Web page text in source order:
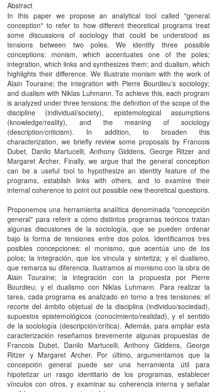
Abstract
In this paper we propose an analytical tool called "general
conception" to refer to how different theoretical programs treat
some discussions of sociology that could be understood as
tensions between two poles. We identify three possible
conceptions: monism, which accentuates one of the poles;
integration, which links and synthesizes them; and dualism, which
highlights their difference. We illustrate monism with the work of
Alain Touraine; the integration with Pierre Bourdieu’s sociology;
and dualism with Niklas Luhmann. To achieve this, each program
is analyzed under three tensions: the definition of the scope of the
discipline (individual/society), epistemological assumptions
(knowledge/reality), and the meaning of sociology
(description/criticism). In addition, to broaden this
characterization, we briefly review some proposals by Francois
Dubet, Danilo Martucelli, Anthony Giddens, George Ritzer and
Margaret Archer. Finally, we argue that the general conception
can be a useful tool to hypothesize an identity feature of the
programs, establish links with others, and to examine their
internal coherence to point out possible new theoretical questions.
Proponemos una herramienta analítica denominada "concepción
general" para referir a cómo distintos programas teóricos tratan
algunas discusiones de la sociología, que se pueden ordenar
bajo la forma de tensiones entre dos polos. Identificamos tres
posibles concepciones: el monismo, que acentúa uno de los
polos; la integración, que los vincula y sintetiza; y el dualismo,
que remarca su diferencia. Ilustramos al monismo con la obra de
Alain Touraine; la integración con la propuesta por Pierre
Bourdieu; y el dualismo con Niklas Luhmann. Para realizar la
tarea, cada programa es analizado en torno a tres tensiones: el
recorte del ámbito objetual de la disciplina (individuo/sociedad),
supuestos epistemológicos (conocimiento/realidad), y el sentido
de la sociología (descripción/crítica). Además, para ampliar esta
caracterización reseñamos brevemente algunas propuestas de
Francois Dubet, Danilo Martucelli, Anthony Giddens, George
Ritzer y Margaret Archer. Por último, argumentamos que la
concepción general puede ser una herramienta útil para
hipotetizar un rasgo identitario de los programas, establecer
vínculos con otros, y examinar su coherencia interna y señalar